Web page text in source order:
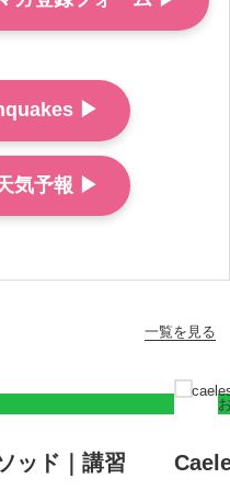
▶
気予報 ▶
ッド｜講習
一覧を見る